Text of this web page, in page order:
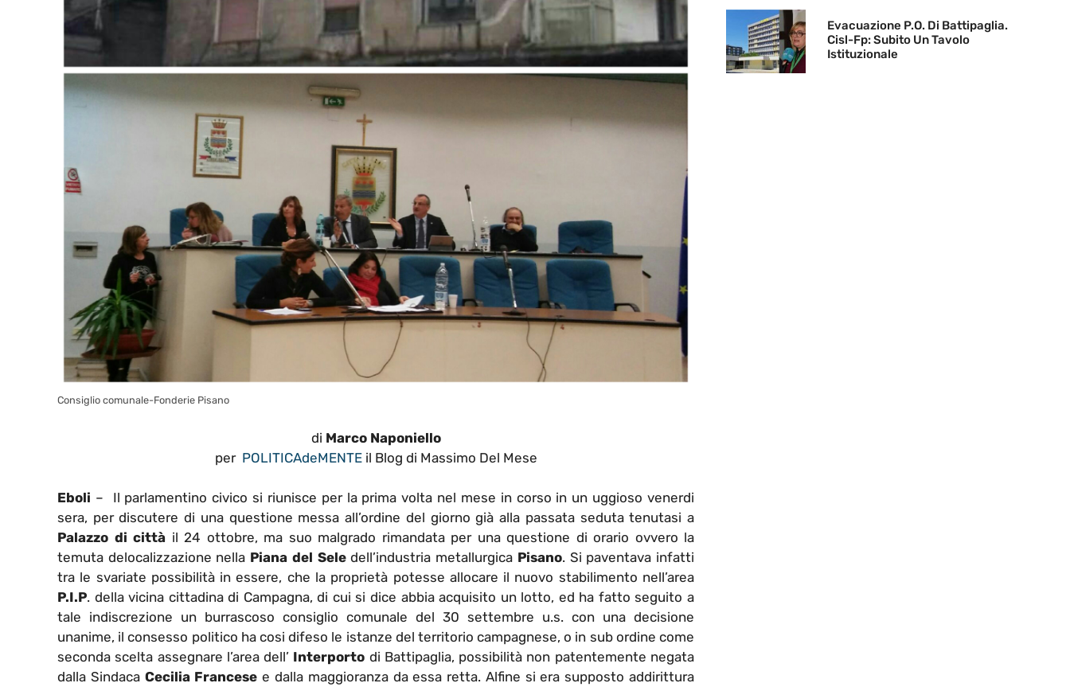
Consiglio comunale-Fonderie Pisano
di Marco Naponiello
per POLITICAdeMENTEil Blog di Massimo Del Mese
Eboli – Il parlamentino civico si riunisce per la prima volta nel mese in corso in un uggioso venerdi
sera, per discutere di una questione messa all’ordine del giorno già alla passata seduta tenutasi a
Palazzo di città il 24 ottobre, ma suo malgrado rimandata per una questione di orario ovvero la
temuta delocalizzazione nella Piana del Seledell’industria metallurgica Pisano. Si paventava infatti
tra le svariate possibilità in essere, che la proprietà potesse allocare il nuovo stabilimento nell’area
P.I.P. della vicina cittadina di Campagna, di cui si dice abbia acquisito un lotto, ed ha fatto seguito a
tale indiscrezione un burrascoso consiglio comunale del 30 settembre u.s. con una decisione
unanime, il consesso politico ha cosi difeso le istanze del territorio campagnese, o in sub ordine come
seconda scelta assegnare l’area dell’ Interporto di Battipaglia, possibilità non patentemente negata
dalla Sindaca Cecilia Francesee dalla maggioranza da essa retta. Alfine si era supposto addirittura
Evacuazione P.O. Di Battipaglia.
Cisl-Fp: Subito Un Tavolo
Istituzionale